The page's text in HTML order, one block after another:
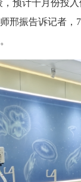
计十月份投入
邢振告诉记者